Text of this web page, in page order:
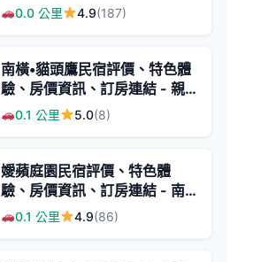
馨親切的登山首選
0.0 公里 4.9(187)
南橫•貓頭鷹民宿評價、特色體
驗、房價資訊、訂房連結 - 親
切服務與登山好選擇
0.1 公里 5.0(8)
嬡蘋庭園民宿評價、特色體
驗、房價資訊、訂房連結 - 南
橫山區舒適庭園住宿
0.1 公里 4.9(86)